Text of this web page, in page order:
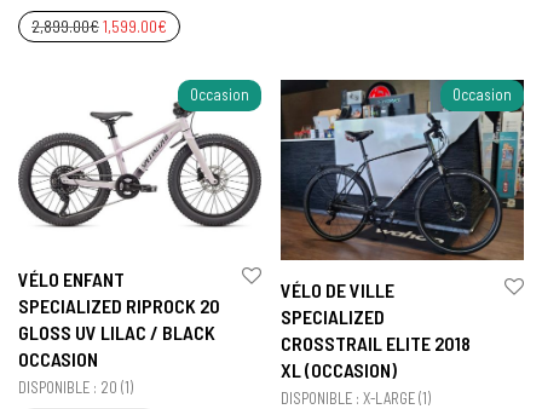
2,899.00€1,599.00€
Occasion
VÉLO ENFANT
SPECIALIZED RIPROCK 20
GLOSS UV LILAC / BLACK
OCCASION
DISPONIBLE : 20 (1)
Occasion
VÉLO DE VILLE
SPECIALIZED
CROSSTRAIL ELITE 2018
XL (OCCASION)
DISPONIBLE : X-LARGE (1)